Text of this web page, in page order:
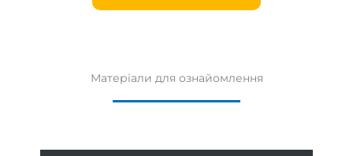
Матеріали для ознайомлення